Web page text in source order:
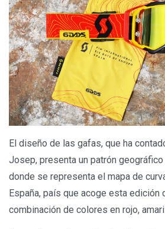
El diseño de las gafas, que ha
Josep, presenta un patrón
donde se representa el mapa de
España, país que acoge esta edición
combinación de colores en rojo,